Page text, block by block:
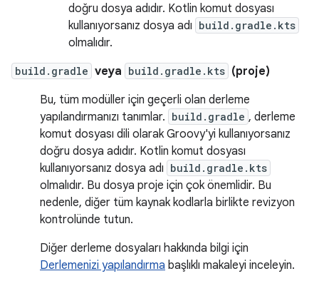
doğru dosya adıdır. Kotlin komut dosyası
kullanıyorsanız dosya adı build.gradle.kts
olmalıdır.
build.gradle veya build.gradle.kts (proje)
Bu, tüm modüller için geçerli olan derleme
yapılandırmanızı tanımlar. build.gradle , derleme
komut dosyası dili olarak Groovy'yi kullanıyorsanız
doğru dosya adıdır. Kotlin komut dosyası
kullanıyorsanız dosya adı build.gradle.kts
olmalıdır. Bu dosya proje için çok önemlidir. Bu
nedenle, diğer tüm kaynak kodlarla birlikte revizyon
kontrolünde tutun.
Diğer derleme dosyaları hakkında bilgi için
Derlemenizi yapılandırma başlıklı makaleyi inceleyin.